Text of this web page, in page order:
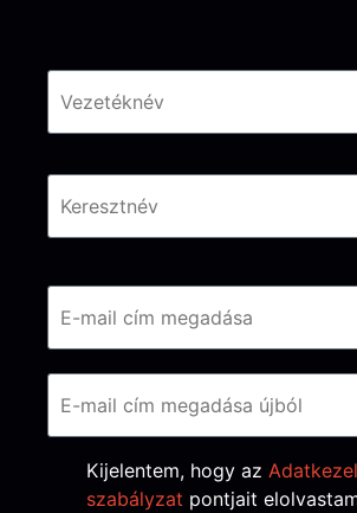
Név *
Email *
Consent *
Kijelentem, hogy az
szabályzat pontjait